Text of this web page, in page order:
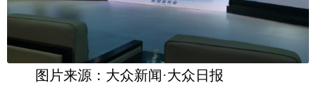
图片来源：大众新闻·大众日报